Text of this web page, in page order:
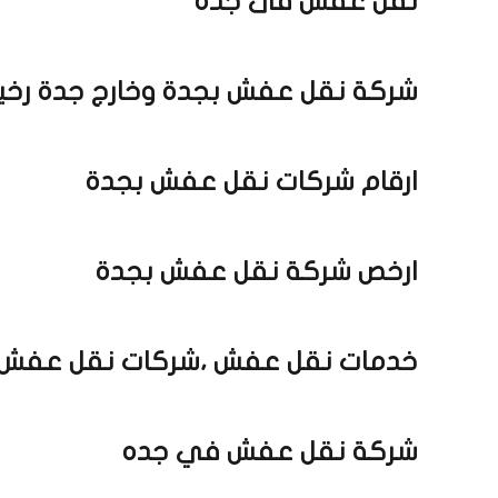
شركة نقل عفش بجدة وخارج جدة
ارقام شركات نقل عفش بجدة
ارخص شركة نقل عفش بجدة
خدمات نقل عفش ،شركات نقل
شركة نقل عفش في جده